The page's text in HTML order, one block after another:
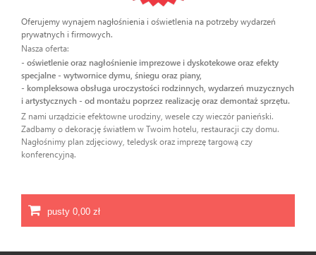
Oferujemy wynajem nagłośnienia i oświetlenia na potrzeby wydarzeń
prywatnych i firmowych.
Nasza oferta:
- oświetlenie oraz nagłośnienie imprezowe i dyskotekowe oraz efekty
specjalne - wytwornice dymu, śniegu oraz piany,
- kompleksowa obsługa uroczystości rodzinnych, wydarzeń muzycznych
i artystycznych - od montażu poprzez realizację oraz demontaż sprzętu.
Z nami urządzicie efektowne urodziny, wesele czy wieczór panieński.
Zadbamy o dekorację światłem w Twoim hotelu, restauracji czy domu.
Nagłośnimy plan zdjęciowy, teledysk oraz imprezę targową czy
konferencyjną.
pusty 0,00 zł